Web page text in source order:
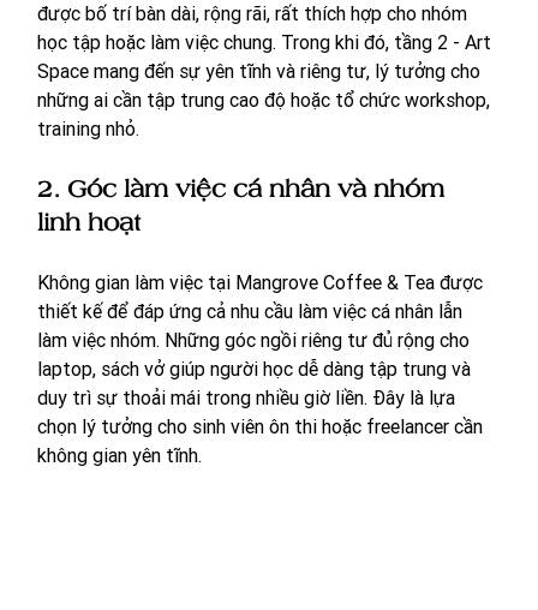
được bố trí bàn dài, rộng rãi, rất thích hợp cho nhóm
học tập hoặc làm việc chung. Trong khi đó, tầng 2 - Art
Space mang đến sự yên tĩnh và riêng tư, lý tưởng cho
những ai cần tập trung cao độ hoặc tổ chức workshop,
training nhỏ.
2. Góc làm việc cá nhân và nhóm
linh hoạt
Không gian làm việc tại Mangrove Coffee & Tea được
thiết kế để đáp ứng cả nhu cầu làm việc cá nhân lẫn
làm việc nhóm. Những góc ngồi riêng tư đủ rộng cho
laptop, sách vở giúp người học dễ dàng tập trung và
duy trì sự thoải mái trong nhiều giờ liền. Đây là lựa
chọn lý tưởng cho sinh viên ôn thi hoặc freelancer cần
không gian yên tĩnh.